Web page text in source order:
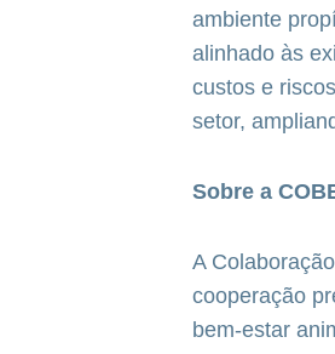
ambiente
alinhado às
custos e
setor,
Sobre a
A
cooperação
bem-estar